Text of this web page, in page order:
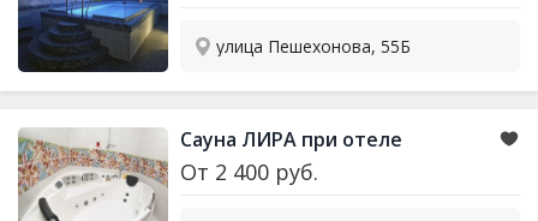
улица Пешехонова, 55Б
Сауна ЛИРА при отеле
От 2 400 руб.